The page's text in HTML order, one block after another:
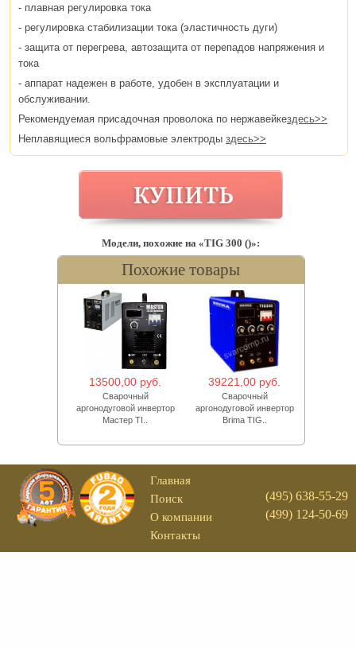
- плавная регулировка тока
- регулировка стабилизации тока (эластичность дуги)
- защита от перегрева, автозащита от перепадов напряжения и
тока
- аппарат надежен в работе, удобен в эксплуатации и
обслуживании.
Рекомендуемая присадочная проволока по нержавейкездесь>>
Неплавящиеся вольфрамовые электроды здесь>>
Модели, похожие на «TIG 300 ()»:
Похожие товары
13500,00 руб.
Сварочный
аргонодуговой инвертор
Мастер TI..
39221,00 руб.
Сварочный
аргонодуговой инвертор
Brima TIG..
Главная
Поиск
О компании
Контакты
(495) 638-55-29
(499) 124-50-69